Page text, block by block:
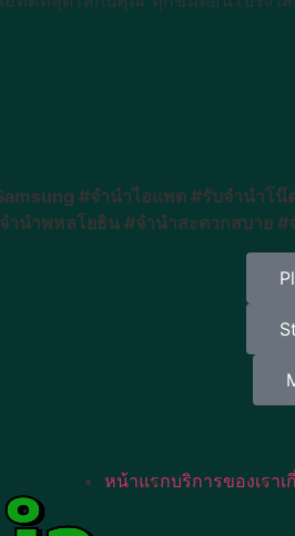
#จำนำไอแพด #รับจำนำโ
นำพหลโยธิน #จำนำสะดวกสบาย #
หน้าแรกบริการของเราเ